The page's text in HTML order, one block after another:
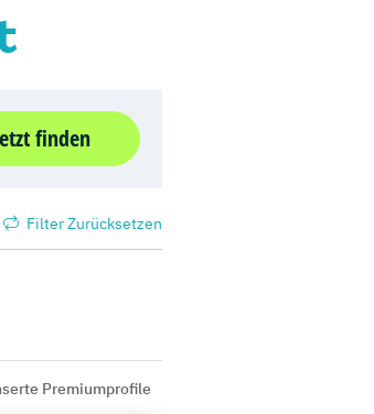
finden
Filter Zurücksetzen
Premiumprofile